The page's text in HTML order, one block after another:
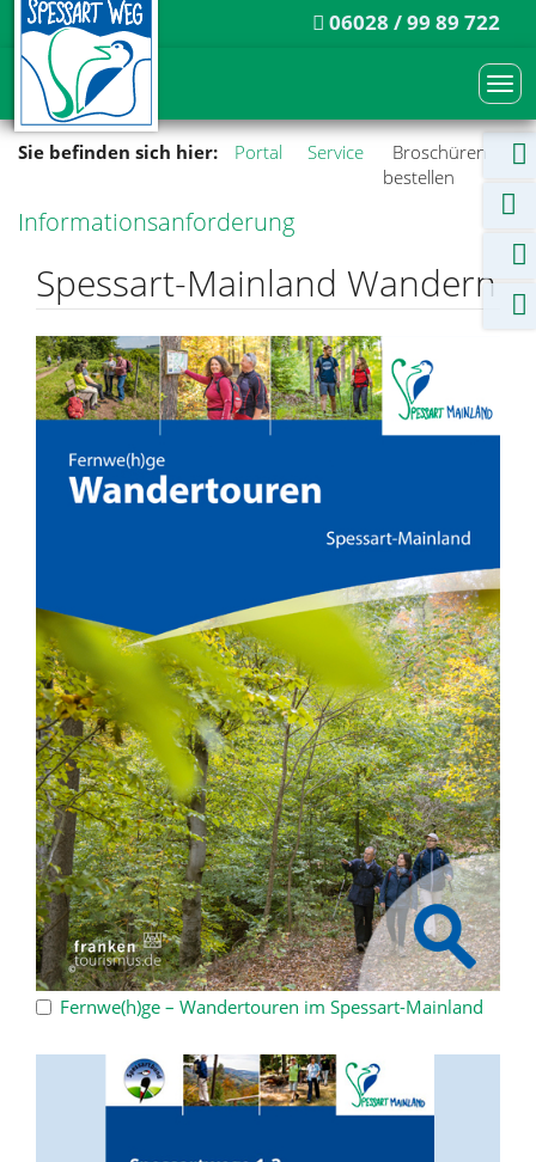
06028 / 99 89 722
Sie befinden sich hier:
Portal Service
Broschüren
bestellen
Informationsanforderung
Spessart-Mainland Wandern
Fernwe(h)ge – Wandertouren im Spessart-Mainland